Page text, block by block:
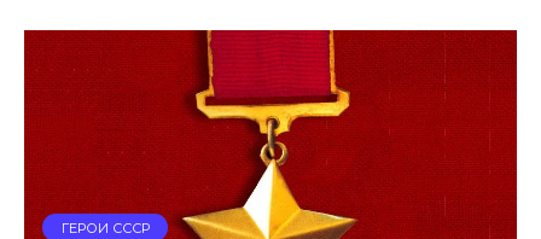
ГЕРОИ СССР